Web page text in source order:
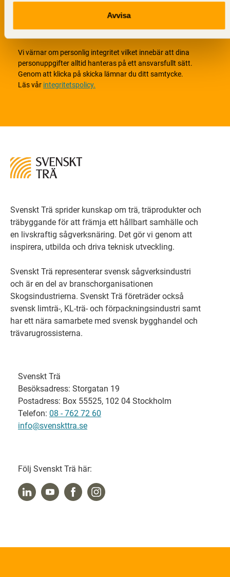
Avvisa
Vi värnar om personlig integritet vilket innebär att dina
personuppgifter alltid hanteras på ett ansvarsfullt sätt.
Genom att klicka på skicka lämnar du ditt samtycke.
Läs vår integritetspolicy.
Svenskt Trä sprider kunskap om trä, träprodukter och
träbyggande för att främja ett hållbart samhälle och
en livskraftig sågverksnäring. Det gör vi genom att
inspirera, utbilda och driva teknisk utveckling.
Svenskt Trä representerar svensk sågverksindustri
och är en del av branschorganisationen
Skogsindustrierna. Svenskt Trä företräder också
svensk limträ-, KL-trä- och förpackningsindustri samt
har ett nära samarbete med svensk bygghandel och
trävarugrossisterna.
Svenskt Trä
Besöksadress: Storgatan 19
Postadress: Box 55525, 102 04 Stockholm
Telefon: 08 - 762 72 60
info@svenskttra.se
Följ Svenskt Trä här: